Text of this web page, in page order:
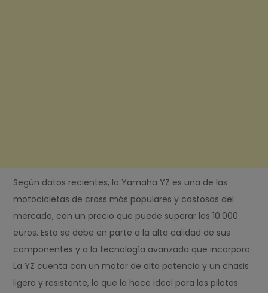
Según datos recientes, la Yamaha YZ es una de las
motocicletas de cross más populares y costosas del
mercado, con un precio que puede superar los 10.000
euros. Esto se debe en parte a la alta calidad de sus
componentes y a la tecnología avanzada que incorpora.
La YZ cuenta con un motor de alta potencia y un chasis
ligero y resistente, lo que la hace ideal para los pilotos